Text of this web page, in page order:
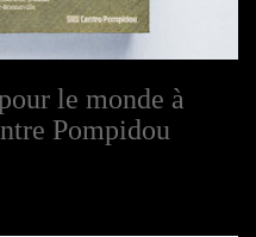
le monde à
Pompidou